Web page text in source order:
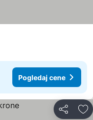
cene
Pogledaj cene
Deli